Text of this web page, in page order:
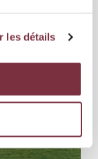
les détails